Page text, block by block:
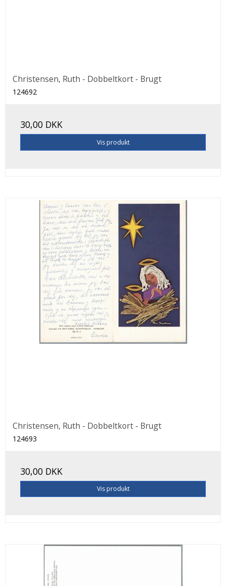
Christensen, Ruth - Dobbeltkort - Brugt
124692
30,00 DKK
Vis produkt
Christensen, Ruth - Dobbeltkort - Brugt
124693
30,00 DKK
Vis produkt